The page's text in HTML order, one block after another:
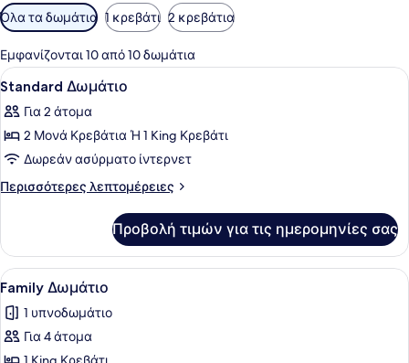
Διαθέσιμα
φίλτρα
για
τα
δωμάτια
Όλα τα δωμάτια 1 κρεβάτι 2 κρεβάτια
Εμφανίζονται 10 από 10 δωμάτια
Προβολή
όλων
των
φωτογραφιών
για
Standard
Ένα δωμάτιο ξενοδοχείου με ένα
6
Standard Δωμάτιο
Για 2 άτομα
2 Μονά Κρεβάτια Ή 1 King Κρεβάτι
Δωρεάν ασύρματο ίντερνετ
Περισσότερες λεπτομέρειες
Περισσότερες
Δωμάτιο
Προβολή τιμών για τις ημερομηνίες σας
Προβολή
όλων
των
φωτογραφιών
Ένα δωμάτιο ξενοδοχείου με ένα
8
Family Δωμάτιο
1 υπνοδωμάτιο
Για 4 άτομα